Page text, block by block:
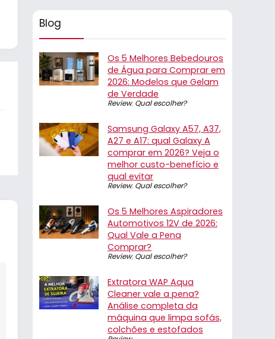
Blog
Os 5 Melhores Bebedouros
de Água para Comprar em
2026: Modelos que Gelam
de Verdade
Review, Qual escolher?
Samsung Galaxy A57, A37,
A27 e A17: qual Galaxy A
comprar em 2026? Veja o
melhor custo-benefício e
qual evitar
Review, Qual escolher?
Os 5 Melhores Aspiradores
Automotivos 12V de 2026:
Qual Vale a Pena
Comprar?
Review, Qual escolher?
Extratora WAP Aqua
Cleaner vale a pena?
Análise completa da
máquina que limpa sofás,
colchões e estofados